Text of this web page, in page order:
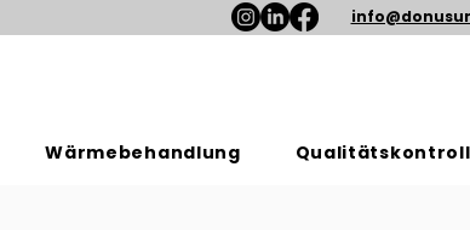
Wärmebehandlung